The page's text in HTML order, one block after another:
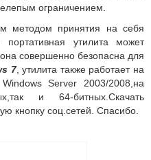
ограничением.
методом принятия на себя
портативная утилита может
совершенно безопасна для
7, утилита также работает на
Server 2003/2008,на
и 64-битных.Скачать
кнопку соц.сетей. Спасибо.